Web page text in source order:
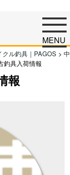
MENU
ル釣具｜PAGOS > 中
釣具入荷情報
報